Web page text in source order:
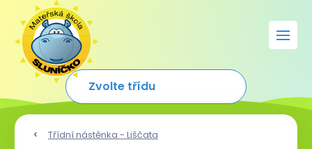
Třídní nástěnka - Liščata